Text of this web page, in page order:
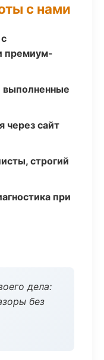
с нами
премиум-
выполненные
через сайт
строгий
при
дела:
без